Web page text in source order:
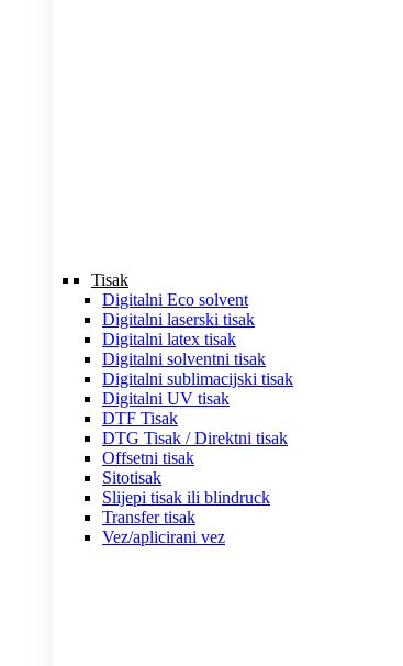
Tisak
Digitalni Eco solvent
Digitalni laserski tisak
Digitalni latex tisak
Digitalni solventni tisak
Digitalni sublimacijski tisak
Digitalni UV tisak
DTF Tisak
DTG Tisak / Direktni tisak
Offsetni tisak
Sitotisak
Slijepi tisak ili blindruck
Transfer tisak
Vez/aplicirani vez